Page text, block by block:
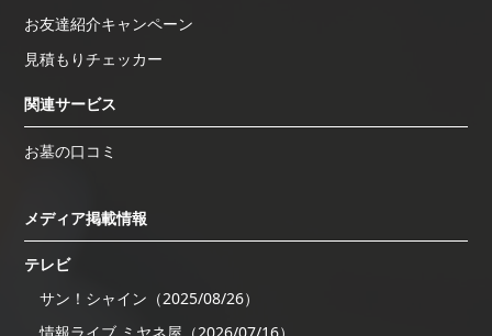
お友達紹介キャンペーン
見積もりチェッカー
関連サービス
お墓の口コミ
メディア掲載情報
テレビ
サン！シャイン（2025/08/26）